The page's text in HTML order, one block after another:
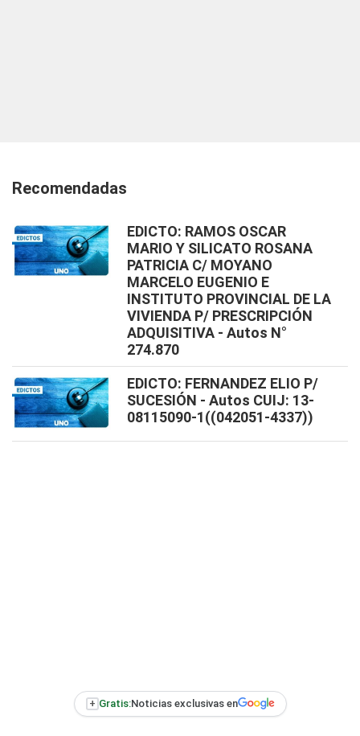
Recomendadas
EDICTO: RAMOS OSCAR
MARIO Y SILICATO ROSANA
PATRICIA C/ MOYANO
MARCELO EUGENIO E
INSTITUTO PROVINCIAL DE LA
VIVIENDA P/ PRESCRIPCIÓN
ADQUISITIVA - Autos N°
274.870
EDICTO: FERNANDEZ ELIO P/
SUCESIÓN - Autos CUIJ: 13-
08115090-1((042051-4337))
+ Gratis:Noticias exclusivas en